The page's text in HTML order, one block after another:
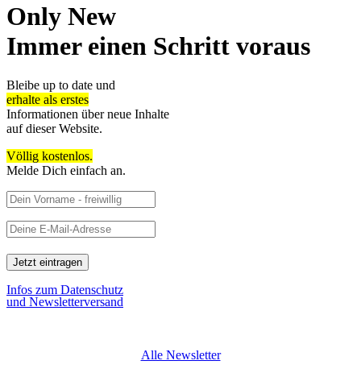
Only New
Immer einen Schritt voraus
Bleibe up to date und
erhalte als erstes
Informationen über neue Inhalte
auf dieser Website.
Völlig kostenlos.
Melde Dich einfach an.
Infos zum Datenschutz
und Newsletterversand
Alle Newsletter